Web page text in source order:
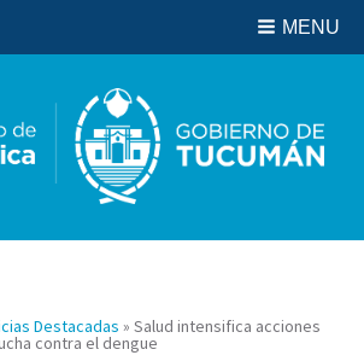
Biblioteca
MENU
Destacadas » Salud intensifica acciones
contra el dengue